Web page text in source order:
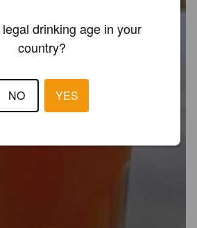
drinking age in your
country?
NO YES